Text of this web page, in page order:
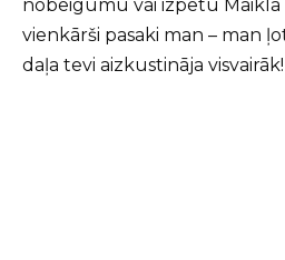
nobeigumu vai izpētu
vienkārši pasaki man – man
daļa tevi aizkustināja visvairāk!